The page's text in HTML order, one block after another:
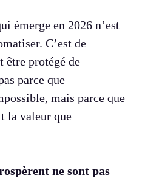
émerge en 2026 n’est
C’est de
être protégé de
parce que
mais parce que
la valeur que
ne sont pas